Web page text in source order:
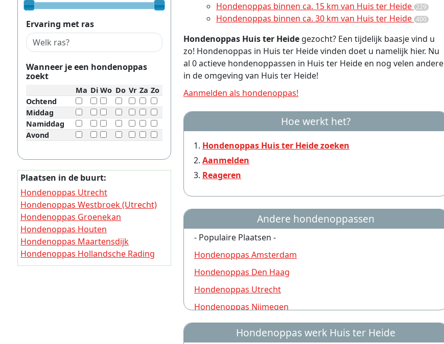
Hondenoppas binnen ca. 15 km van Huis ter Heide 229
Hondenoppas binnen ca. 30 km van Huis ter Heide 400
Hondenoppas Huis ter Heide gezocht? Een tijdelijk baasje vind u
zo! Hondenoppas in Huis ter Heide vinden doet u namelijk hier. Nu
al 0 actieve hondenoppassen in Huis ter Heide en nog velen andere
in de omgeving van Huis ter Heide!
Aanmelden als hondenoppas!
Hoe werkt het?
Hondenoppas Huis ter Heide zoeken
Aanmelden
Reageren
Andere hondenoppassen
- Populaire Plaatsen -
Hondenoppas Amsterdam
Hondenoppas Den Haag
Hondenoppas Utrecht
Hondenoppas Nijmegen
Hondenoppas Rotterdam
Hondenoppas Groningen
Hondenoppas werk Huis ter Heide
Ervaring met ras
Wanneer je een hondenoppas
zoekt
Ma Di Wo Do Vr Za Zo
Ochtend
Middag
Namiddag
Avond
Plaatsen in de buurt:
Hondenoppas Utrecht
Hondenoppas Westbroek (Utrecht)
Hondenoppas Groenekan
Hondenoppas Houten
Hondenoppas Maartensdijk
Hondenoppas Hollandsche Rading
Hondenoppas De Bilt